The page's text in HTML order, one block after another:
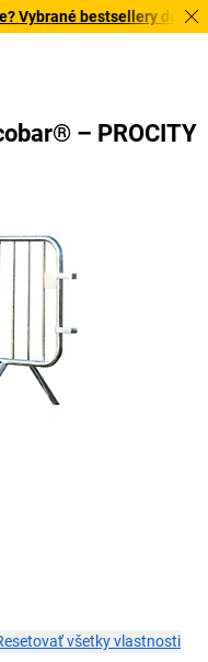
bestsellery
– PROCITY
všetky vlastnosti